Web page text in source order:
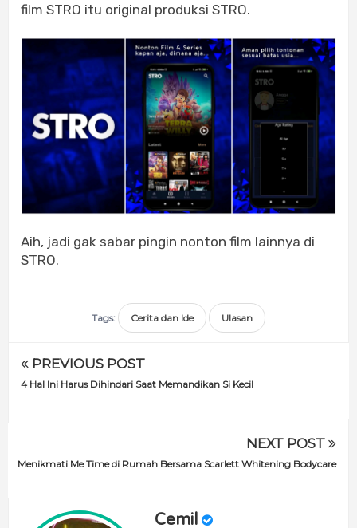
film STRO itu original produksi STRO.
Aih, jadi gak sabar pingin nonton film lainnya di
STRO.
Tags: Cerita dan Ide Ulasan
PREVIOUS POST
4 Hal Ini Harus Dihindari Saat Memandikan Si Kecil
NEXT POST
Menikmati Me Time di Rumah Bersama Scarlett Whitening Bodycare
Cemil